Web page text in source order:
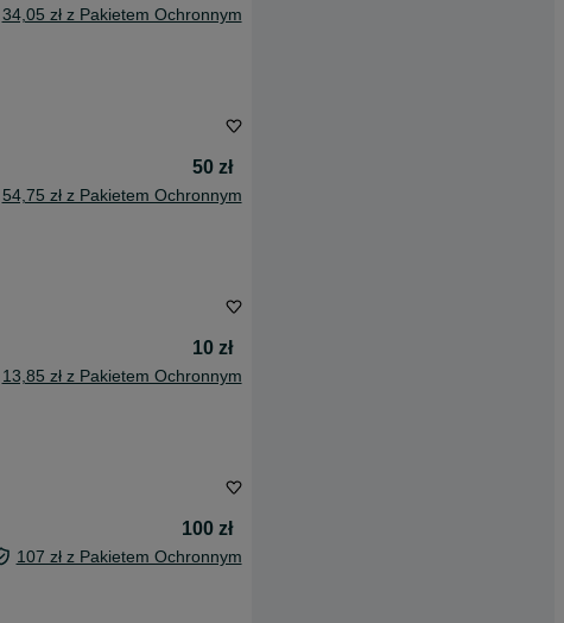
34,05 zł z Pakietem Ochronnym
50 zł
54,75 zł z Pakietem Ochronnym
10 zł
13,85 zł z Pakietem Ochronnym
100 zł
107 zł z Pakietem Ochronnym